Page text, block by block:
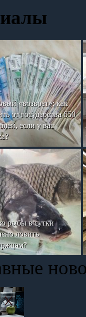
«возврат»: как
от государства 650
если у вас
рыбы в сутки
ловить